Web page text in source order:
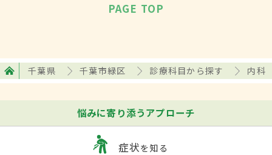
PAGE TOP
千葉県 千葉市緑区 診療科目から探す 内科
悩みに寄り添うアプローチ
症状を知る